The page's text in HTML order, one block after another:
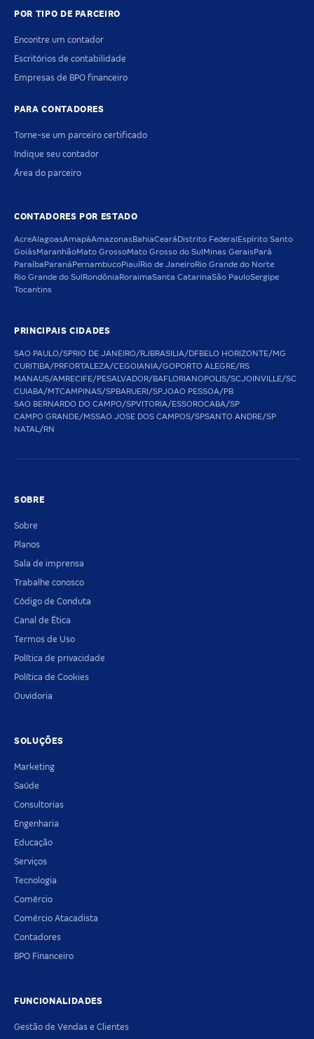
POR TIPO DE PARCEIRO
Encontre um contador
Escritórios de contabilidade
Empresas de BPO financeiro
PARA CONTADORES
Torne-se um parceiro certificado
Indique seu contador
Área do parceiro
CONTADORES POR ESTADO
AcreAlagoasAmapáAmazonas BahiaCeará Distrito Federal Espírito Santo
GoiásMaranhãoMato GrossoMato Grosso do Sul Minas Gerais Pará
Paraíba Paraná PernambucoPiauíRio de JaneiroRio Grande do Norte
Rio Grande do Sul Rondônia RoraimaSanta CatarinaSão PauloSergipe
Tocantins
PRINCIPAIS CIDADES
SAO PAULO/SPRIO DE JANEIRO/RJBRASILIA/DFBELO HORIZONTE/MG
CURITIBA/PRFORTALEZA/CEGOIANIA/GOPORTO ALEGRE/RS
MANAUS/AMRECIFE/PESALVADOR/BAFLORIANOPOLIS/SCJOINVILLE/SC
CUIABA/MTCAMPINAS/SPBARUERI/SPJOAO PESSOA/PB
SAO BERNARDO DO CAMPO/SPVITORIA/ESSOROCABA/SP
CAMPO GRANDE/MSSAO JOSE DOS CAMPOS/SPSANTO ANDRE/SP
NATAL/RN
SOBRE
Sobre
Planos
Sala de imprensa
Trabalhe conosco
Código de Conduta
Canal de Ética
Termos de Uso
Política de privacidade
Política de Cookies
Ouvidoria
SOLUÇÕES
Marketing
Saúde
Consultorias
Engenharia
Educação
Serviços
Tecnologia
Comércio
Comércio Atacadista
Contadores
BPO Financeiro
FUNCIONALIDADES
Gestão de Vendas e Clientes